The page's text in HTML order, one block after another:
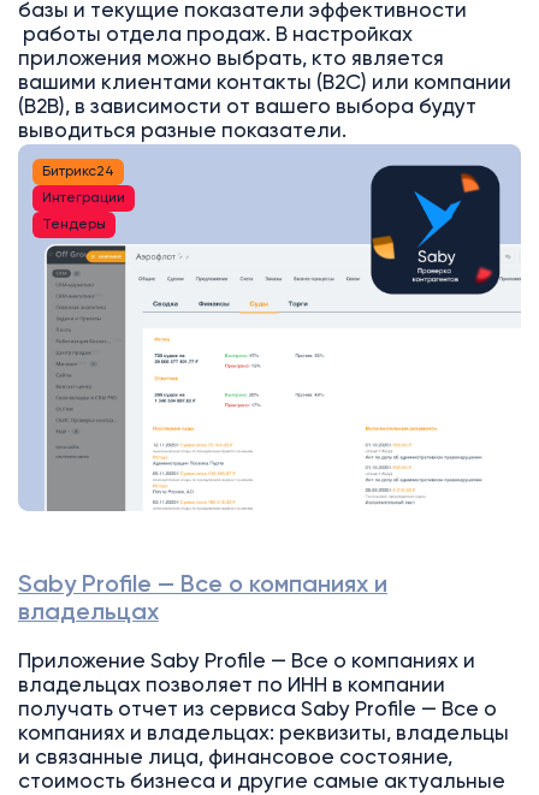
базы и текущие показатели эффективности
работы отдела продаж. В настройках
приложения можно выбрать, кто является
вашими клиентами контакты (B2C) или компании
(B2B), в зависимости от вашего выбора будут
выводиться разные показатели.
Битрикс24
Интеграции
Тендеры
Saby Profile — Все о компаниях и
владельцах
Приложение Saby Profile — Все о компаниях и
владельцах позволяет по ИНН в компании
получать отчет из сервиса Saby Profile — Все о
компаниях и владельцах: реквизиты, владельцы
и связанные лица, финансовое состояние,
стоимость бизнеса и другие самые актуальные